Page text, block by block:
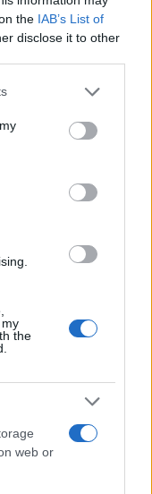
the IAB’s List of
disclose it to other
or more Google
You may click to
party tags to
in below Google
the
web or
opportunità di
e alla rete di
l’opportunità di
del territorio,
dalla finestra
volta ha
documento
approfondire
linea critica
caffè lungo e del